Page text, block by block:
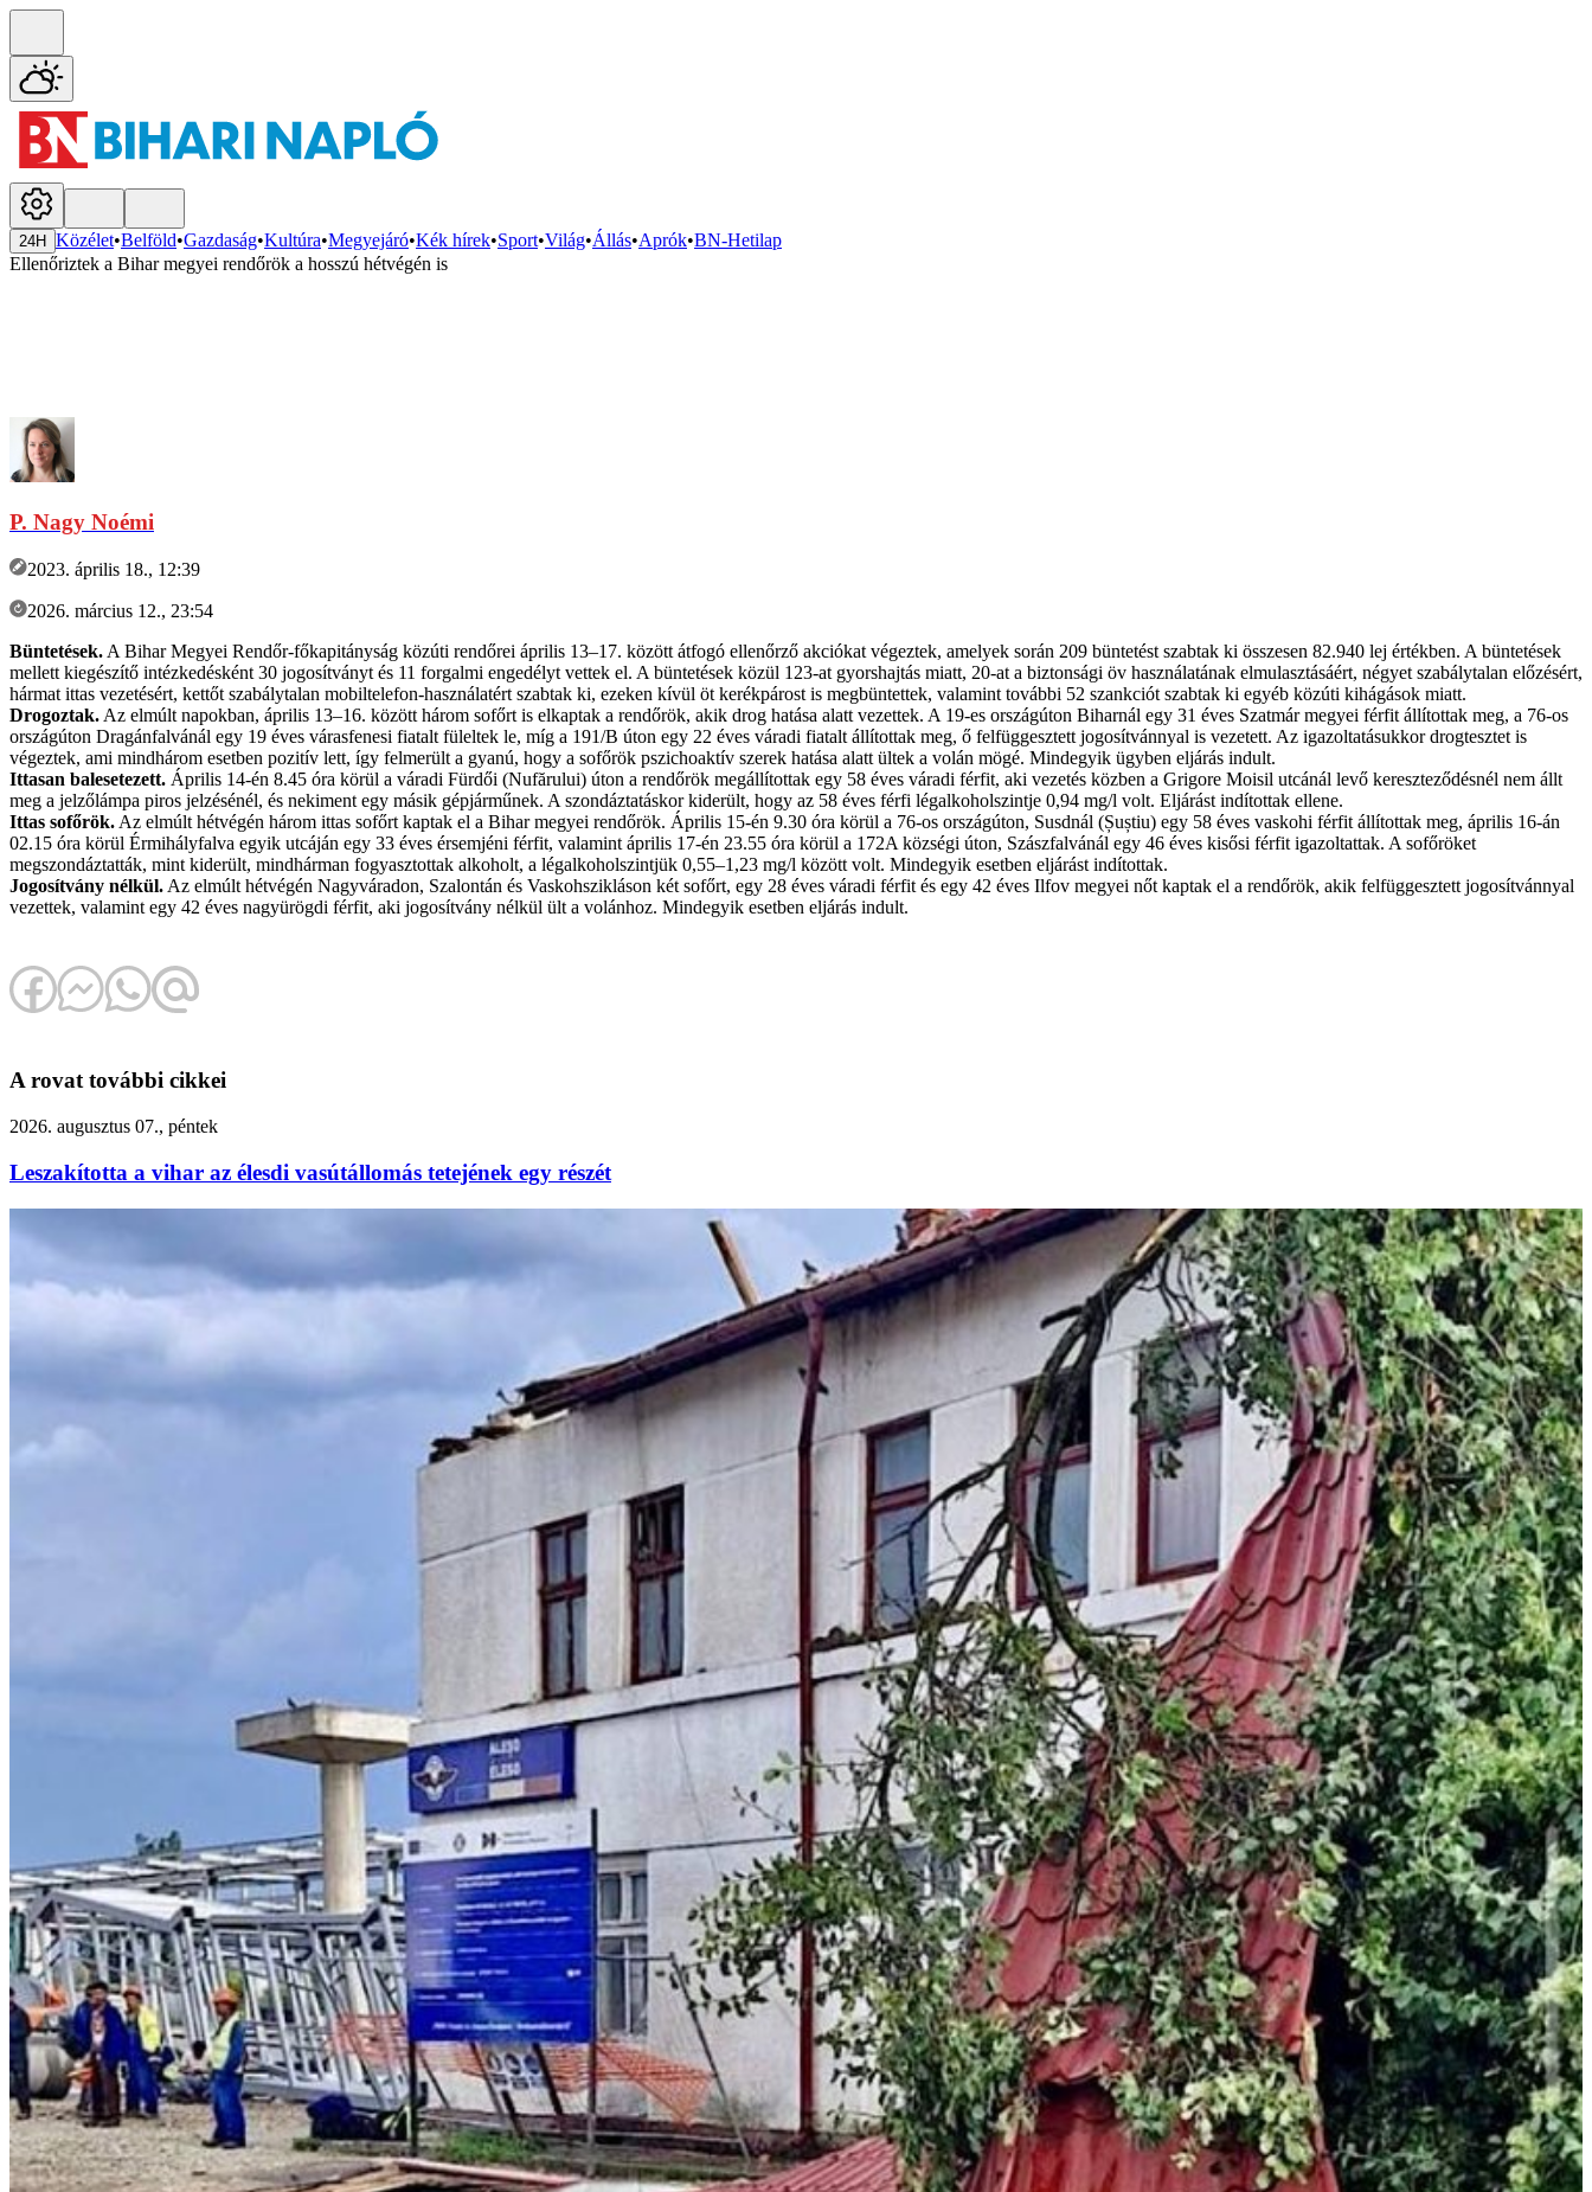
24H Közélet•Belföld•Gazdaság•Kultúra•Megyejáró•Kék hírek•Sport•Világ•Állás•Aprók•BN-Hetilap
Ellenőriztek a Bihar megyei rendőrök a hosszú hétvégén is
P. Nagy Noémi
2023. április 18., 12:39
2026. március 12., 23:54
Büntetések. A Bihar Megyei Rendőr-főkapitányság közúti rendőrei április 13–17. között átfogó ellenőrző akciókat végeztek, amelyek során 209 büntetést szabtak ki összesen 82.940 lej értékben. A büntetések
mellett kiegészítő intézkedésként 30 jogosítványt és 11 forgalmi engedélyt vettek el. A büntetések közül 123-at gyorshajtás miatt, 20-at a biztonsági öv használatának elmulasztásáért, négyet szabálytalan előzésért,
hármat ittas vezetésért, kettőt szabálytalan mobiltelefon-használatért szabtak ki, ezeken kívül öt kerékpárost is megbüntettek, valamint további 52 szankciót szabtak ki egyéb közúti kihágások miatt.
Drogoztak. Az elmúlt napokban, április 13–16. között három sofőrt is elkaptak a rendőrök, akik drog hatása alatt vezettek. A 19-es országúton Biharnál egy 31 éves Szatmár megyei férfit állítottak meg, a 76-os
országúton Dragánfalvánál egy 19 éves várasfenesi fiatalt füleltek le, míg a 191/B úton egy 22 éves váradi fiatalt állítottak meg, ő felfüggesztett jogosítvánnyal is vezetett. Az igazoltatásukkor drogtesztet is
végeztek, ami mindhárom esetben pozitív lett, így felmerült a gyanú, hogy a sofőrök pszichoaktív szerek hatása alatt ültek a volán mögé. Mindegyik ügyben eljárás indult.
Ittasan balesetezett. Április 14-én 8.45 óra körül a váradi Fürdői (Nufărului) úton a rendőrök megállítottak egy 58 éves váradi férfit, aki vezetés közben a Grigore Moisil utcánál levő kereszteződésnél nem állt
meg a jelzőlámpa piros jelzésénél, és nekiment egy másik gépjárműnek. A szondáztatáskor kiderült, hogy az 58 éves férfi légalkoholszintje 0,94 mg/l volt. Eljárást indítottak ellene.
Ittas sofőrök. Az elmúlt hétvégén három ittas sofőrt kaptak el a Bihar megyei rendőrök. Április 15-én 9.30 óra körül a 76-os országúton, Susdnál (Șuștiu) egy 58 éves vaskohi férfit állítottak meg, április 16-án
02.15 óra körül Érmihályfalva egyik utcáján egy 33 éves érsemjéni férfit, valamint április 17-én 23.55 óra körül a 172A községi úton, Szászfalvánál egy 46 éves kisősi férfit igazoltattak. A sofőröket
megszondáztatták, mint kiderült, mindhárman fogyasztottak alkoholt, a légalkoholszintjük 0,55–1,23 mg/l között volt. Mindegyik esetben eljárást indítottak.
Jogosítvány nélkül. Az elmúlt hétvégén Nagyváradon, Szalontán és Vaskohszikláson két sofőrt, egy 28 éves váradi férfit és egy 42 éves Ilfov megyei nőt kaptak el a rendőrök, akik felfüggesztett jogosítvánnyal
vezettek, valamint egy 42 éves nagyürögdi férfit, aki jogosítvány nélkül ült a volánhoz. Mindegyik esetben eljárás indult.
A rovat további cikkei
2026. augusztus 07., péntek
Leszakította a vihar az élesdi vasútállomás tetejének egy részét